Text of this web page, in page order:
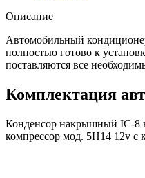
Описание
Автомобильный
полностью готово к
поставляются все
Комплектация
Конденсор накрышный IC-8
компрессор мод. 5Н14 12v с